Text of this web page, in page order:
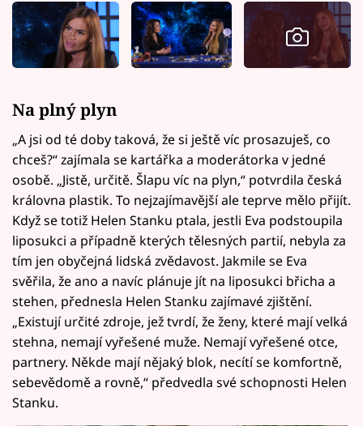
Na plný plyn
„A jsi od té doby taková, že si ještě víc prosazuješ, co
chceš?“ zajímala se kartářka a moderátorka v jedné
osobě. „Jistě, určitě. Šlapu víc na plyn,“ potvrdila česká
královna plastik. To nejzajímavější ale teprve mělo přijít.
Když se totiž Helen Stanku ptala, jestli Eva podstoupila
liposukci a případně kterých tělesných partií, nebyla za
tím jen obyčejná lidská zvědavost. Jakmile se Eva
svěřila, že ano a navíc plánuje jít na liposukci břicha a
stehen, přednesla Helen Stanku zajímavé zjištění.
„Existují určité zdroje, jež tvrdí, že ženy, které mají velká
stehna, nemají vyřešené muže. Nemají vyřešené otce,
partnery. Někde mají nějaký blok, necítí se komfortně,
sebevědomě a rovně,“ předvedla své schopnosti Helen
Stanku.